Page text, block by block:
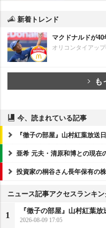
新着トレンド
マクドナルドが
オリコンタイアッ
も
今、読まれている記事
『徹子の部屋』山村紅葉放送
亜希 元夫・清原和博との現在
投資家の桐谷さん長年保有の
ニュース記事アクセスランキ
1
『徹子の部屋』山村紅葉放
2026-08-09 17:05